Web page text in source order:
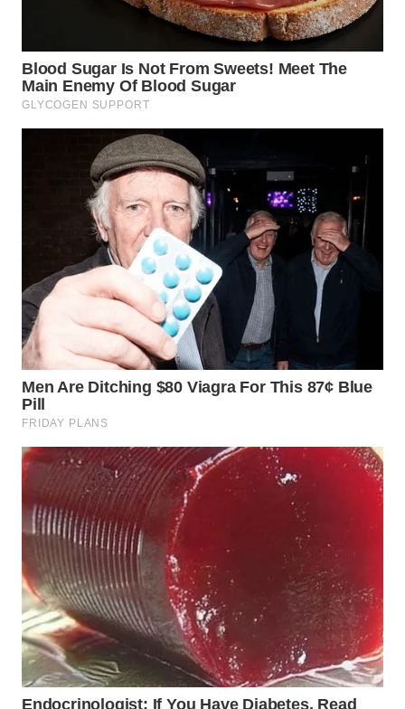
TANJUNG
LESUNG
SIMALUNGUN
LABUHANBATU
TAPANULI
TENGAH
SERDANG
WN
TEBING
TINGGI
WN
PAKPAK
WN
KARAWANG
WN